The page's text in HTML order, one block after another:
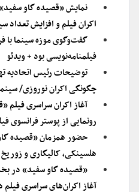
نمایش «قصیده گاو سفید»
اکران فیلم و افزایش تعداد
گفت‌وگوی موزه سینما با
فیلمنامه‌نویسی بود + ویدئو
توضیحات رئیس اتحادیه
چگونگی اکران نوروزی/
آغاز اکران سراسری فیلم
رونمایی از پوستر فرانسوی
حضور همزمان «قصیده
هلسینکی، کالیگاری و زوریخ
«قصیده گاو سفید» در
آغاز اکران‌های سراسری